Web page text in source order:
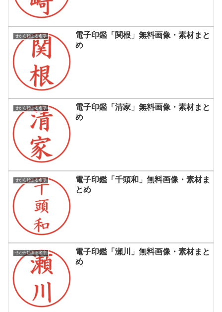
せから始まる名字
電子印鑑「関根」無料画像・素材まと
め
せから始まる名字
電子印鑑「清家」無料画像・素材まと
め
せから始まる名字
電子印鑑「千頭和」無料画像・素材ま
とめ
せから始まる名字
電子印鑑「瀬川」無料画像・素材まと
め